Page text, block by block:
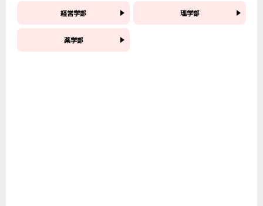
経営学部 理学部
薬学部